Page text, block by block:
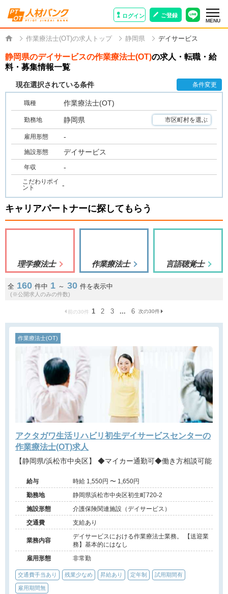
ログイン ご登録
MENU
作業療法士(OT)の求人トップ 静岡県 デイサービス
静岡県のデイサービスの作業療法士(OT)の求人・転職・給
料・募集情報一覧
現在選択されている条件 条件変更
職種 作業療法士(OT)
勤務地 静岡県 市区町村を選ぶ
雇用形態 -
施設形態 デイサービス
年収 -
こだわりポイ
ント
-
キャリアパートナーに探してもらう
理学療法士 作業療法士 言語聴覚士
全 160 件中 1 ～ 30 件を表示中
(※公開求人のみの件数)
前の30件 1 2 3 ... 6 次の30件
作業療法士(OT)
アクタガワ生活リハビリ初生デイサービスセンターの
作業療法士(OT)求人
【静岡県/浜松市中央区】 ◆マイカー通勤可◆働き方相談可能
給与
時給 1,550円 〜 1,650円
勤務地
静岡県浜松市中央区初生町720-2
施設形態
介護保険関連施設（デイサービス）
交通費
支給あり
業務内容
デイサービスにおける作業療法士業務。 【送迎業
務】基本的にはなし
雇用形態
非常勤
交通費手当あり 残業少なめ 昇給あり 定年制 試用期間有
雇用期間無